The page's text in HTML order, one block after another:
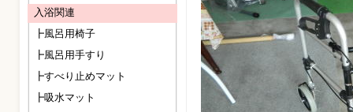
入浴関連
┣風呂用椅子
┣風呂用手すり
┣すべり止めマット
┣吸水マット